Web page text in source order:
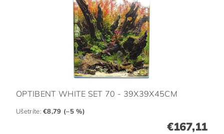
OPTIBENT WHITE SET 70 - 39X39X45CM
Ušetríte:€8,79 (–5 %)
€167,11